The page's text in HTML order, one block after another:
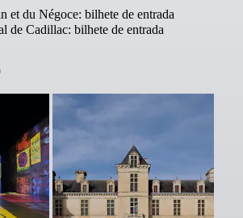
et du Négoce: bilhete de entrada
de Cadillac: bilhete de entrada